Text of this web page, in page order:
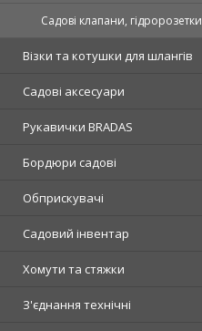
Садові клапани, гідророзетки
Візки та котушки для шлангів
Садові аксесуари
Рукавички BRADAS
Бордюри садові
Обприскувачі
Садовий інвентар
Хомути та стяжки
З'єднання технічні